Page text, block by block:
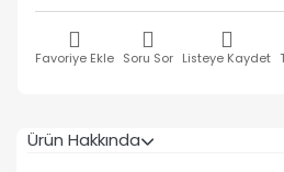
Favoriye Ekle Soru Sor Listeye Kaydet
Ürün Hakkında